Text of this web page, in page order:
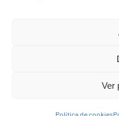
Ver
Política de cookies
© Copyright2026